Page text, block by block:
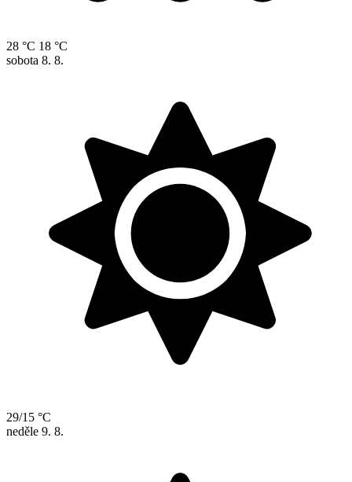
28 °C 18 °C
sobota 8. 8.
29/15 °C
neděle 9. 8.